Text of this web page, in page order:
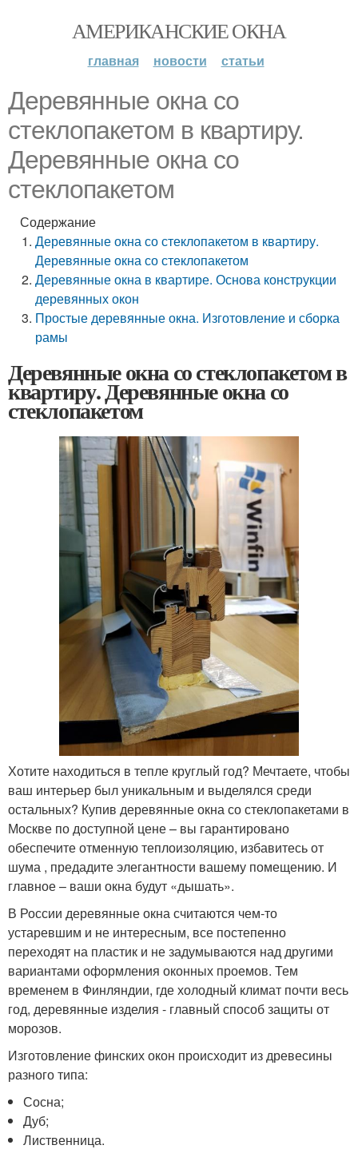
АМЕРИКАНСКИЕ ОКНА
главная новости статьи
Деревянные окна со
стеклопакетом в квартиру.
Деревянные окна со
стеклопакетом
Содержание
Деревянные окна со стеклопакетом в квартиру.
Деревянные окна со стеклопакетом
Деревянные окна в квартире. Основа конструкции
деревянных окон
Простые деревянные окна. Изготовление и сборка
рамы
Деревянные окна со стеклопакетом в
квартиру. Деревянные окна со
стеклопакетом
Хотите находиться в тепле круглый год? Мечтаете, чтобы
ваш интерьер был уникальным и выделялся среди
остальных? Купив деревянные окна со стеклопакетами в
Москве по доступной цене – вы гарантировано
обеспечите отменную теплоизоляцию, избавитесь от
шума , предадите элегантности вашему помещению. И
главное – ваши окна будут «дышать».
В России деревянные окна считаются чем-то
устаревшим и не интересным, все постепенно
переходят на пластик и не задумываются над другими
вариантами оформления оконных проемов. Тем
временем в Финляндии, где холодный климат почти весь
год, деревянные изделия - главный способ защиты от
морозов.
Изготовление финских окон происходит из древесины
разного типа:
Сосна;
Дуб;
Лиственница.